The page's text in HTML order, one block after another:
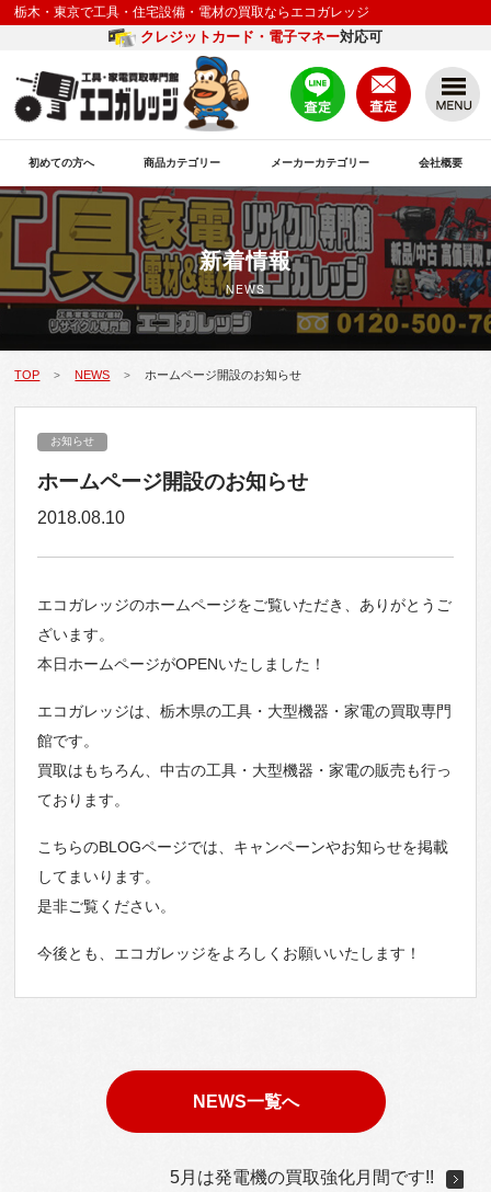
栃木・東京で工具・住宅設備・電材の買取ならエコガレッジ
クレジットカード・電子マネー対応可
初めての方へ 商品カテゴリー メーカーカテゴリー 会社概要
新着情報
NEWS
TOP > NEWS > ホームページ開設のお知らせ
お知らせ
ホームページ開設のお知らせ
2018.08.10
エコガレッジのホームページをご覧いただき、ありがとうご
ざいます。
本日ホームページがOPENいたしました！
エコガレッジは、栃木県の工具・大型機器・家電の買取専門
館です。
買取はもちろん、中古の工具・大型機器・家電の販売も行っ
ております。
こちらのBLOGページでは、キャンペーンやお知らせを掲載
してまいります。
是非ご覧ください。
今後とも、エコガレッジをよろしくお願いいたします！
NEWS一覧へ
5月は発電機の買取強化月間です!!